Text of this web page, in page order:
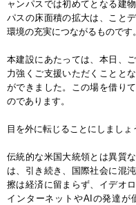
ャンパスでは初めてとなる建
パスの床面積の拡大は、こと
環境の充実につながるものです。
本建設にあたっては、本日、
力強くご支援いただくことと
ができました。この場を借り
のであります。
目を外に転じることにしましょ
伝統的な米国大統領とは異質
は、引き続き、国際社会に混
擦は経済に留まらず、イデオ
インターネットやAIの発達が